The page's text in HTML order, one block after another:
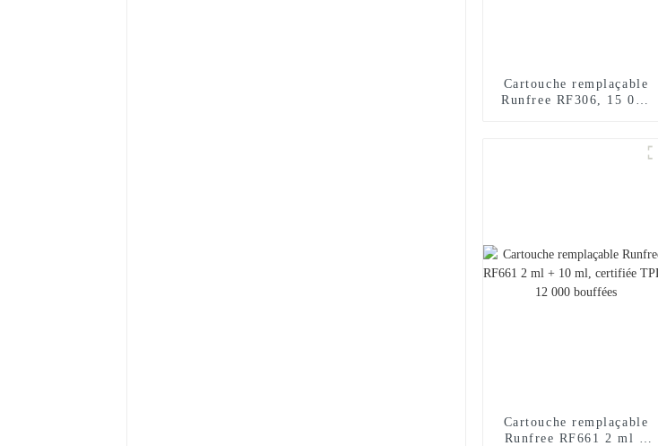
Cartouche remplaçable
Runfree RF306, 15 000
Cartouche remplaçable
Runfree RF661 2 ml +